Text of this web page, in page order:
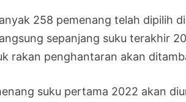
258 pemenang telah dipilih
sepanjang suku terakhir
rakan penghantaran akan
suku pertama 2022 akan